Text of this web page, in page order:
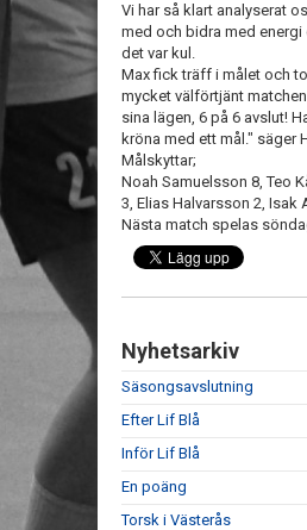
Vi har så klart analyserat
med och bidra med energi
det var kul.
Max fick träff i målet och
mycket välförtjänt
sina lägen, 6 på 6 avslut!
kröna med ett mål." säger
Målskyttar;
Noah Samuelsson 8, Teo
3, Elias Halvarsson 2, Isak
Nästa match spelas
Nyhetsarkiv
Säsongsavslutning
Efter Lif Blå
Inför Lif Blå
En poäng
Torsk i Västerås